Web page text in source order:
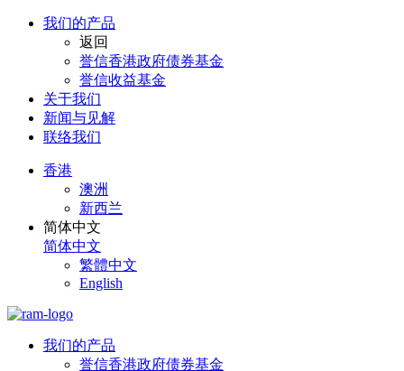
我们的产品
返回
誉信香港政府债券基金
誉信收益基金
关于我们
新闻与见解
联络我们
香港
澳洲
新西兰
简体中文
简体中文
繁體中文
English
我们的产品
誉信香港政府债券基金